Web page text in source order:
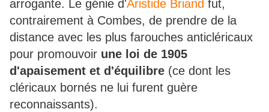
arrogante. Le génie d'Aristide Briand fut,
contrairement à Combes, de prendre de la
distance avec les plus farouches anticléricaux
pour promouvoir une loi de 1905
d'apaisement et d'équilibre (ce dont les
cléricaux bornés ne lui furent guère
reconnaissants).